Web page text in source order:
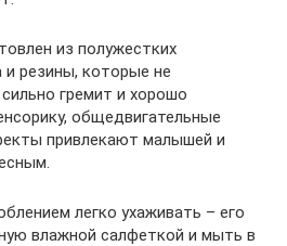
из полужестких
и резины, которые не
гремит и хорошо
общедвигательные
привлекают малышей и
легко ухаживать – его
влажной салфеткой и мыть в